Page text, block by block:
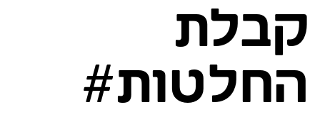
קבלת
החלטות#